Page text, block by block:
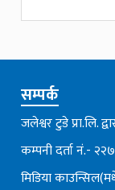
सम्पर्क
जलेश्वर टुडे प्रा.लि.
कम्पनी दर्ता नं.-
मिडिया